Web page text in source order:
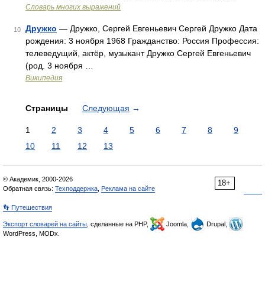
Словарь многих выражений
10 Дружко — Дружко, Сергей Евгеньевич Сергей Дружко Дата
рождения: 3 ноября 1968 Гражданство: Россия Профессия:
телеведущий, актёр, музыкант Дружко Сергей Евгеньевич
(род. 3 ноября …
Википедия
Страницы Следующая →
1 2 3 4 5 6 7 8
9
10
11 12 13
18+
© Академик, 2000-2026
Обратная связь: Техподдержка Реклама на сайте
👣 Путешествия
Экспорт словарей на сайты , сделанные на PHP, Joomla,
Drupal,
WordPress, MODx.